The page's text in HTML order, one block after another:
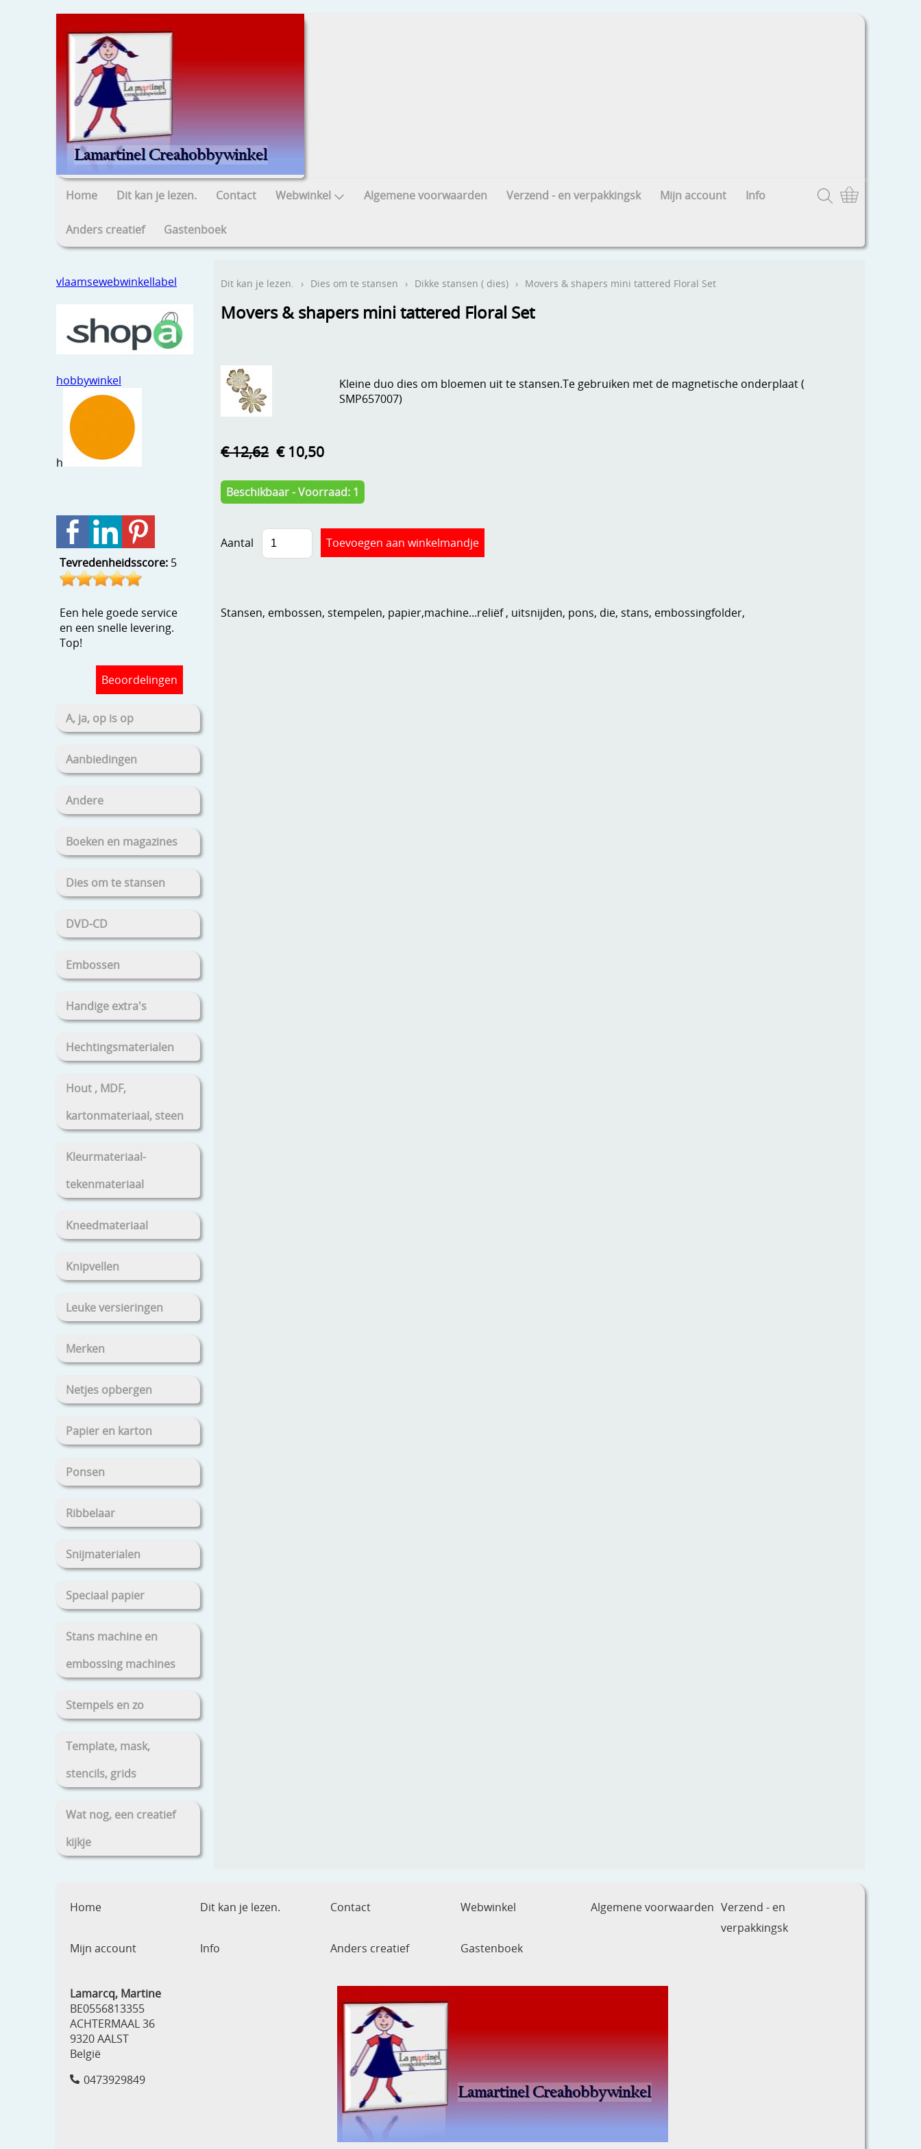
Home Dit kan je lezen. Contact Webwinkel Algemene voorwaarden Verzend - en verpakkingsk Mijn account Info
Anders creatief Gastenboek
vlaamsewebwinkellabel
hobbywinkel
h
Tevredenheidsscore: 5
Een hele goede service
en een snelle levering.
Top!
Beoordelingen
A, ja, op is op
Aanbiedingen
Andere
Boeken en magazines
Dies om te stansen
DVD-CD
Embossen
Handige extra's
Hechtingsmaterialen
Hout , MDF,
kartonmateriaal, steen
Kleurmateriaal-
tekenmateriaal
Kneedmateriaal
Knipvellen
Leuke versieringen
Merken
Netjes opbergen
Papier en karton
Ponsen
Ribbelaar
Snijmaterialen
Speciaal papier
Stans machine en
embossing machines
Stempels en zo
Template, mask,
stencils, grids
Wat nog, een creatief
kijkje
Dit kan je lezen. › Dies om te stansen › Dikke stansen ( dies) › Movers & shapers mini tattered Floral Set
Movers & shapers mini tattered Floral Set
Kleine duo dies om bloemen uit te stansen.Te gebruiken met de magnetische onderplaat (
SMP657007)
€ 12,62 € 10,50
Beschikbaar - Voorraad: 1
Aantal
Stansen, embossen, stempelen, papier,machine...reliëf , uitsnijden, pons, die, stans, embossingfolder,
Home Dit kan je lezen. Contact Webwinkel Algemene voorwaarden Verzend - en
verpakkingsk
Mijn account
Info Anders creatief Gastenboek
Lamarcq, Martine
BE0556813355
ACHTERMAAL 36
9320 AALST
België
0473929849